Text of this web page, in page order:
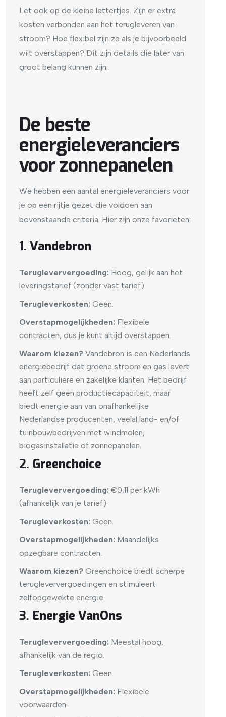
Let ook op de kleine lettertjes. Zijn er extra
kosten verbonden aan het terugleveren van
stroom? Hoe flexibel zijn ze als je bijvoorbeeld
wilt overstappen? Dit zijn details die later van
groot belang kunnen zijn.
De beste
energieleveranciers
voor zonnepanelen
We hebben een aantal energieleveranciers voor
je op een rijtje gezet die voldoen aan
bovenstaande criteria. Hier zijn onze favorieten:
1. Vandebron
Terugleververgoeding: Hoog, gelijk aan het
leveringstarief (zonder vast tarief).
Terugleverkosten: Geen.
Overstapmogelijkheden: Flexibele
contracten, dus je kunt altijd overstappen.
Waarom kiezen? Vandebron is een Nederlands
energiebedrijf dat groene stroom en gas levert
aan particuliere en zakelijke klanten. Het bedrijf
heeft zelf geen productiecapaciteit, maar
biedt energie aan van onafhankelijke
Nederlandse producenten, veelal land- en/of
tuinbouwbedrijven met windmolen,
biogasinstallatie of zonnepanelen.
2. Greenchoice
Terugleververgoeding: €0,11 per kWh
(afhankelijk van je tarief).
Terugleverkosten: Geen.
Overstapmogelijkheden: Maandelijks
opzegbare contracten.
Waarom kiezen? Greenchoice biedt scherpe
terugleververgoedingen en stimuleert
zelfopgewekte energie.
3. Energie VanOns
Terugleververgoeding: Meestal hoog,
afhankelijk van de regio.
Terugleverkosten: Geen.
Overstapmogelijkheden: Flexibele
voorwaarden.